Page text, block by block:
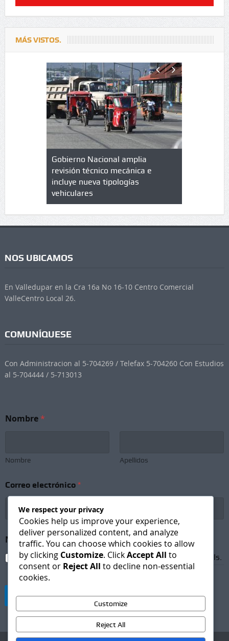
MÁS VISTOS.
en
Gobierno Nacional amplia
revisión técnico mecánica e
incluye nueva tipologías
vehiculares
Qué es
NOS UBICAMOS
En Valledupar en la Cra 16a No 16-10 Centro Comercial
ValleCentro Local 26.
COMUNÍQUESE
Con Administracion al 5-704269 / Telefax 5-704260 Con Estudios
al 5-704444 / 5-713013
Nombre*
Nombre Apellidos
Correo electrónico *
N
e
w
r
Newsletter Subscription*
I agree to receive newsletters and promotional emails.
Suscribirse
We respect your privacy
Cookies help us improve your experience,
deliver personalized content, and analyze
traffic. You can choose which cookies to allow
by clicking Customize. ClickAccept All to
consent or Reject All to decline non-essential
cookies.
Customize
Reject All